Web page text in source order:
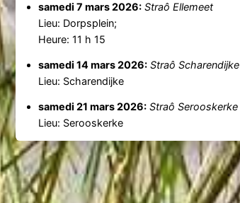
samedi 7 mars 2026: Straô Ellemeet
Lieu: Dorpsplein;
Heure: 11 h 15
samedi 14 mars 2026: Straô Scharendijke
Lieu: Scharendijke
samedi 21 mars 2026: Straô Serooskerke
Lieu: Serooskerke